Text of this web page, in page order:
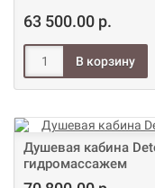
63 500.00 р.
Душевая кабина
гидромассажем